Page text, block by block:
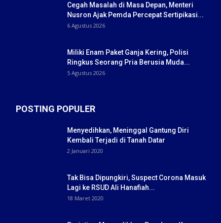
Cegah Masalah di Masa Depan, Menteri
Nusron Ajak Pemda Percepat Sertipikasi...
6 Agustus 2026
Miliki Enam Paket Ganja Kering, Polisi
Ringkus Seorang Pria Berusia Muda...
5 Agustus 2026
POSTING POPULER
Menyedihkan, Meninggal Gantung Diri
Kembali Terjadi di Tanah Datar
2 Januari 2020
Tak Bisa Dipungkiri, Suspect Corona Masuk
Lagi ke RSUD Ali Hanafiah...
18 Maret 2020